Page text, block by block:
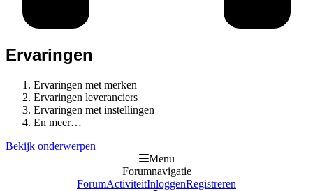
Ervaringen
Ervaringen met merken
Ervaringen leveranciers
Ervaringen met instellingen
En meer…
Bekijk onderwerpen
Menu
Forumnavigatie
ForumActiviteitInloggenRegistreren